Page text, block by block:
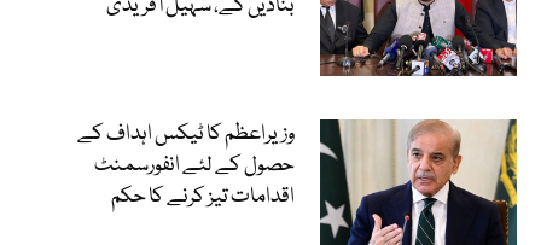
وزیراعظم کا ٹیکس اہداف کے
حصول کے لئے انفورسمنٹ
اقدامات تیز کرنے کا حکم